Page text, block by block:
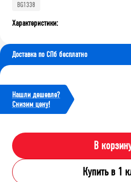
BG1338
Характеристики:
Доставка по СПб бесплатно
Нашли дешевле?
Cнизим цену!
В
Купить в 1